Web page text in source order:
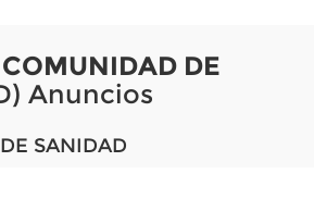
DE
Anuncios
SANIDAD